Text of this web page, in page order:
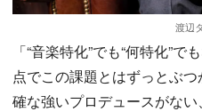
渡辺
「“音楽特化”でも“何特化”
点でこの課題とはずっとぶ
確な強いプロデュースがな